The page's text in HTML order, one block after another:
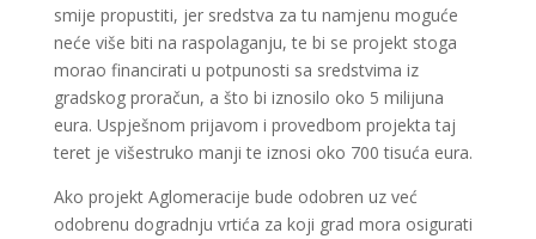
smije propustiti, jer sredstva za tu namjenu moguće
neće više biti na raspolaganju, te bi se projekt stoga
morao financirati u potpunosti sa sredstvima iz
gradskog proračun, a što bi iznosilo oko 5 milijuna
eura. Uspješnom prijavom i provedbom projekta taj
teret je višestruko manji te iznosi oko 700 tisuća eura.
Ako projekt Aglomeracije bude odobren uz već
odobrenu dogradnju vrtića za koji grad mora osigurati